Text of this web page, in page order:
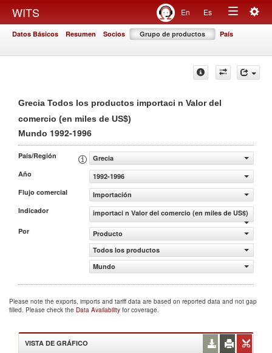
WITS En Es
Toggle
Datos Básicos Resumen Socios Grupo de productos País
Grecia Todos los productos importaci n Valor del
comercio (en miles de US$)
Mundo 1992-1996
País/Región
Grecia
Año
1992-1996
Flujo comercial
Importación
Indicador
importaci n Valor del comercio (en miles de US$)
Por
Producto
Todos los productos
Mundo
Please note the exports, imports and tariff data are based on reported data and not gap
filled. Please check the Data Availability for coverage.
VISTA DE GRÁFICO